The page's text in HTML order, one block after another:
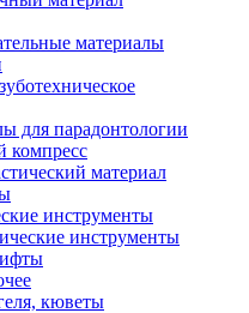
материалы
для парадонтологии
компресс
материал
инструменты
инструменты
кюветы